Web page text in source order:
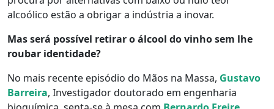
alcoólico estão a obrigar a indústria a inovar.
Mas será possível retirar o álcool do vinho sem lhe
roubar identidade?
No mais recente episódio do Mãos na Massa, Gustavo
Barreira, Investigador doutorado em engenharia